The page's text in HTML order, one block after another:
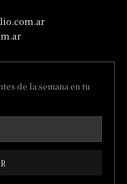
de la semana en tu